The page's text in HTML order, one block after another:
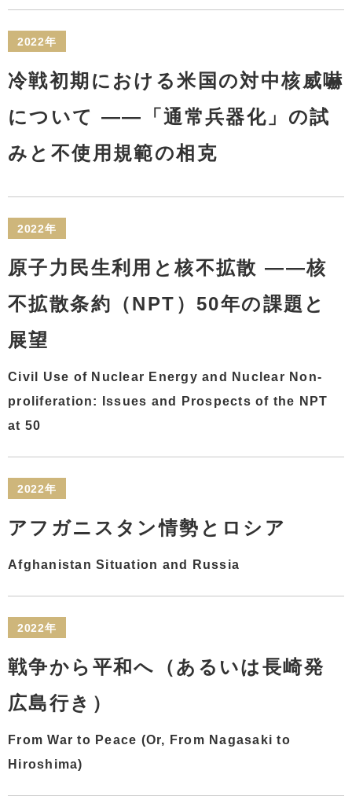
2022年
冷戦初期における米国の対中核威嚇
について ——「通常兵器化」の試
みと不使用規範の相克
2022年
原子力民生利用と核不拡散 ——核
不拡散条約（NPT）50年の課題と
展望
Civil Use of Nuclear Energy and Nuclear Non-
proliferation: Issues and Prospects of the NPT
at 50
2022年
アフガニスタン情勢とロシア
Afghanistan Situation and Russia
2022年
戦争から平和へ（あるいは長崎発
広島行き）
From War to Peace (Or, From Nagasaki to
Hiroshima)